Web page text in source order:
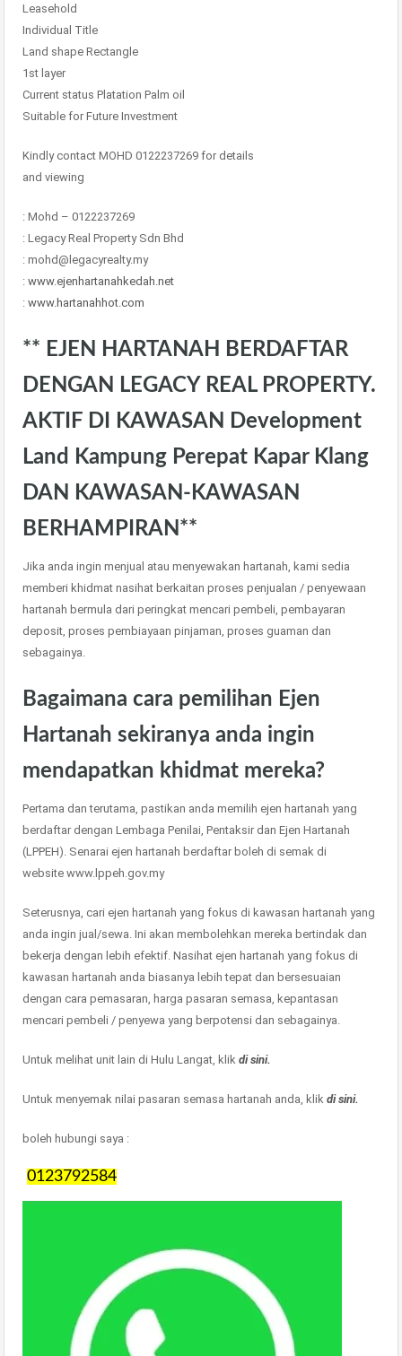
Leasehold
Individual Title
Land shape Rectangle
1st layer
Current status Platation Palm oil
Suitable for Future Investment
Kindly contact MOHD 0122237269 for details
and viewing
: Mohd – 0122237269
: Legacy Real Property Sdn Bhd
: mohd@legacyrealty.my
: www.ejenhartanahkedah.net
: www.hartanahhot.com
** EJEN HARTANAH BERDAFTAR
DENGAN LEGACY REAL PROPERTY.
AKTIF DI KAWASAN Development
Land Kampung Perepat Kapar Klang
DAN KAWASAN-KAWASAN
BERHAMPIRAN**
Jika anda ingin menjual atau menyewakan hartanah, kami sedia
memberi khidmat nasihat berkaitan proses penjualan / penyewaan
hartanah bermula dari peringkat mencari pembeli, pembayaran
deposit, proses pembiayaan pinjaman, proses guaman dan
sebagainya.
Bagaimana cara pemilihan Ejen
Hartanah sekiranya anda ingin
mendapatkan khidmat mereka?
Pertama dan terutama, pastikan anda memilih ejen hartanah yang
berdaftar dengan Lembaga Penilai, Pentaksir dan Ejen Hartanah
(LPPEH). Senarai ejen hartanah berdaftar boleh di semak di
website www.lppeh.gov.my
Seterusnya, cari ejen hartanah yang fokus di kawasan hartanah yang
anda ingin jual/sewa. Ini akan membolehkan mereka bertindak dan
bekerja dengan lebih efektif. Nasihat ejen hartanah yang fokus di
kawasan hartanah anda biasanya lebih tepat dan bersesuaian
dengan cara pemasaran, harga pasaran semasa, kepantasan
mencari pembeli / penyewa yang berpotensi dan sebagainya.
Untuk melihat unit lain di Hulu Langat, klik di sini.
Untuk menyemak nilai pasaran semasa hartanah anda, klik di sini.
boleh hubungi saya :
0123792584